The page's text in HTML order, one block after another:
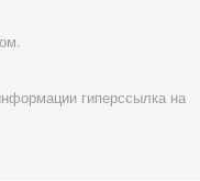
гиперссылка на